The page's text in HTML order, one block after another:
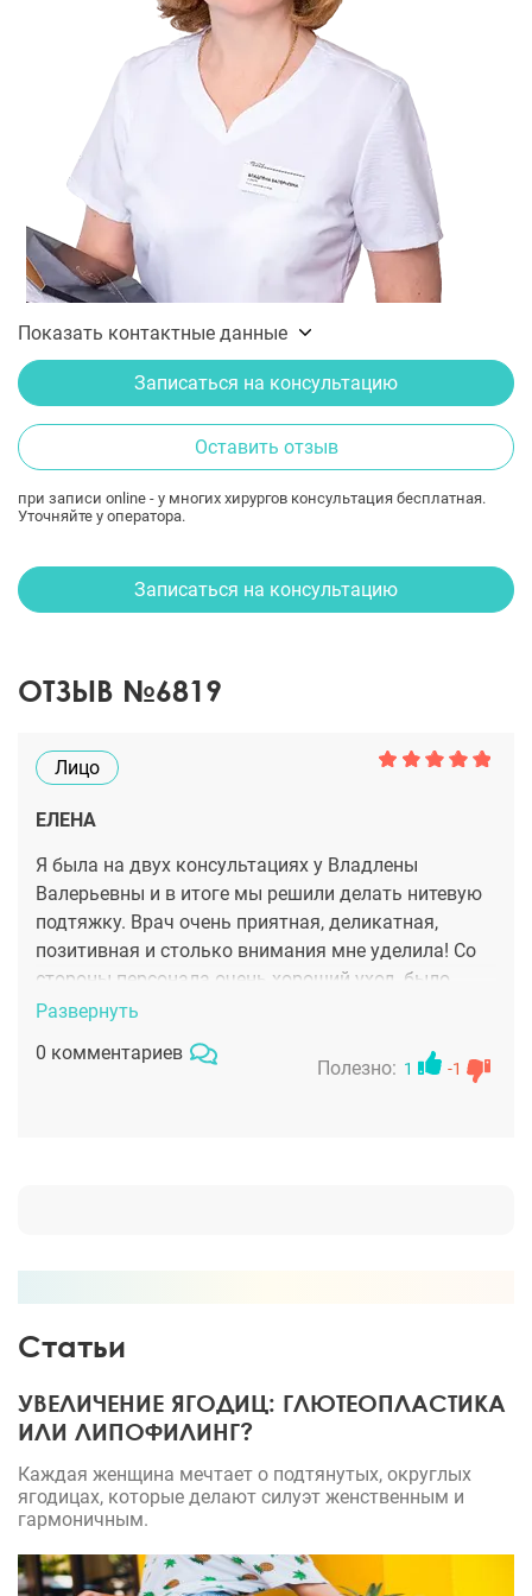
Показать контактные данные
Записаться на консультацию
Оставить отзыв
при записи online - у многих хирургов консультация бесплатная.
Уточняйте у оператора.
Записаться на консультацию
ОТЗЫВ №6819
Лицо
ЕЛЕНА
Я была на двух консультациях у Владлены
Валерьевны и в итоге мы решили делать нитевую
подтяжку. Врач очень приятная, деликатная,
позитивная и столько внимания мне уделила! Со
стороны персонала очень хороший уход, было
комфортно. В клинике после процедуры провела
Доктор очень подробно рассказала как
Развернуть
0 комментариев
Полезно: 1 -1
Статьи
УВЕЛИЧЕНИЕ ЯГОДИЦ: ГЛЮТЕОПЛАСТИКА
ИЛИ ЛИПОФИЛИНГ?
Каждая женщина мечтает о подтянутых, округлых
ягодицах, которые делают силуэт женственным и
гармоничным.